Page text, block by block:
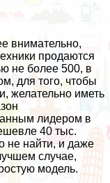
внимательно,
продаются
не более 500, в
для того, чтобы
желательно иметь
лидером в
40 тыс.
не найти, и даже
случае,
модель.